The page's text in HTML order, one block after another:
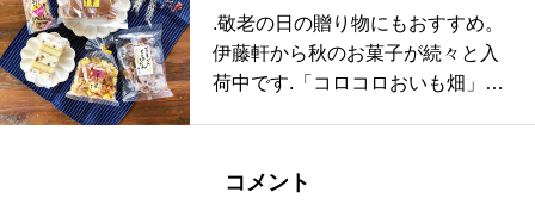
りますので足元にお気をつけてご
来店ください。︎.お待ちしておりま
す！！..#2018.2.11#2週連続 #イベ
舗#松江のお茶屋さん#試飲会 #販
.敬老の日の贈り物にもおすすめ。
伊藤軒から秋のお菓子が続々と入
荷中です.「コロコロおいも畑」
ビどら栗」.お芋と栗にちなんだ秋
コメント